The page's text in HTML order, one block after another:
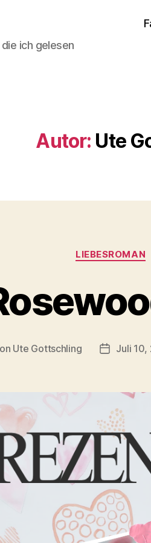
ich gelesen
Autor: Ute
LIEBESROMAN
Ute Gottschling Juli 10,